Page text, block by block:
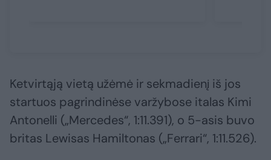
Ketvirtąją vietą užėmė ir sekmadienį iš jos
startuos pagrindinėse varžybose italas Kimi
Antonelli („Mercedes“, 1:11.391), o 5-asis buvo
britas Lewisas Hamiltonas („Ferrari“, 1:11.526).